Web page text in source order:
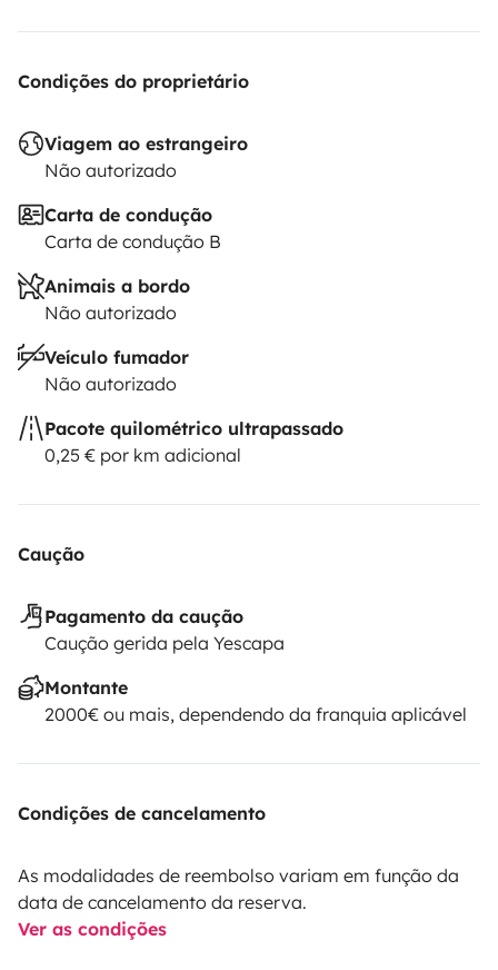
Condições do proprietário
Viagem ao estrangeiro
Não autorizado
Carta de condução
Carta de condução B
Animais a bordo
Não autorizado
Veículo fumador
Não autorizado
Pacote quilométrico ultrapassado
0,25 € por km adicional
Caução
Pagamento da caução
Caução gerida pela Yescapa
Montante
2000€ ou mais, dependendo da franquia aplicável
Condições de cancelamento
As modalidades de reembolso variam em função da
data de cancelamento da reserva.
Ver as condições